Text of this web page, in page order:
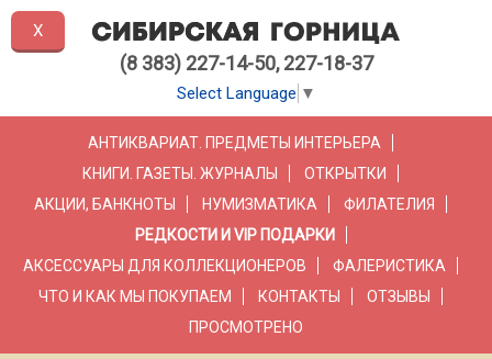
(8 383) 227-14-50, 227-18-37
Select Language ▼
АНТИКВАРИАТ. ПРЕДМЕТЫ ИНТЕРЬЕРА
КНИГИ. ГАЗЕТЫ. ЖУРНАЛЫ
ОТКРЫТКИ
АКЦИИ, БАНКНОТЫ
НУМИЗМАТИКА
ФИЛАТЕЛИЯ
РЕДКОСТИ И VIP ПОДАРКИ
АКСЕССУАРЫ ДЛЯ КОЛЛЕКЦИОНЕРОВ
ФАЛЕРИСТИКА
ЧТО И КАК МЫ ПОКУПАЕМ
КОНТАКТЫ
ОТЗЫВЫ
ПРОСМОТРЕНО
X